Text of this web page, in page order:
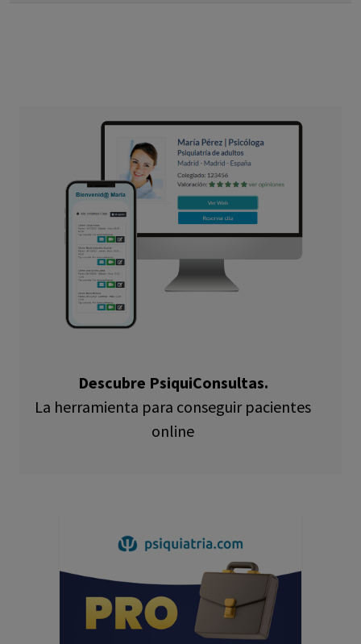
Descubre PsiquiConsultas.
La herramienta para conseguir pacientes
online